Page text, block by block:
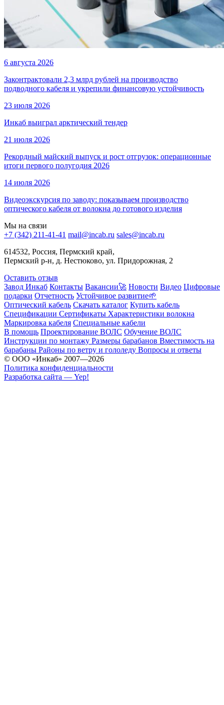
6 августа 2026
Законтрактовали 2,3 млрд рублей на производство
подводного кабеля и укрепили финансовую устойчивость
23 июля 2026
Инкаб выиграл арктический тендер
21 июля 2026
Рекордный майский выпуск и рост отгрузок: операционные
итоги первого полугодия 2026
14 июля 2026
Видеоэкскурсия по заводу: показываем производство
оптического кабеля от волокна до готового изделия
Мы на связи
+7 (342) 211-41-41 mail@incab.ru sales@incab.ru
614532, Россия, Пермский край,
Пермский р-н, д. Нестюково, ул. Придорожная, 2
Оставить отзыв
Завод Инкаб Контакты Вакансии🚀 Новости Видео Цифровые
подарки Отчетность Устойчивое развитие🌱
Оптический кабель Скачать каталог Купить кабель
Спецификации Сертификаты Характеристики волокна
Маркировка кабеля Специальные кабели
В помощь Проектирование ВОЛС Обучение ВОЛС
Инструкции по монтажу Размеры барабанов Вместимость на
барабаны Районы по ветру и гололеду Вопросы и ответы
© ООО «Инкаб» 2007—2026
Политика конфиденциальности
Разработка сайта — Yep!